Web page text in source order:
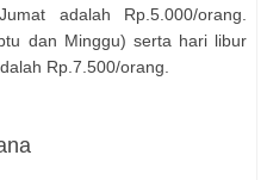
adalah Rp.5.000/orang.
dan Minggu) serta hari libur
Rp.7.500/orang.